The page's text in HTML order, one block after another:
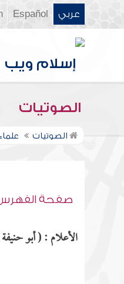
عربي Español
الصوتيات
الصوتيات
صفحة
الأعلام : ( أبو